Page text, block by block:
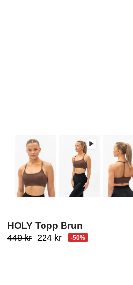
HOLY Topp Brun
449kr Ursprungligt
224 krAktuellt
-50%